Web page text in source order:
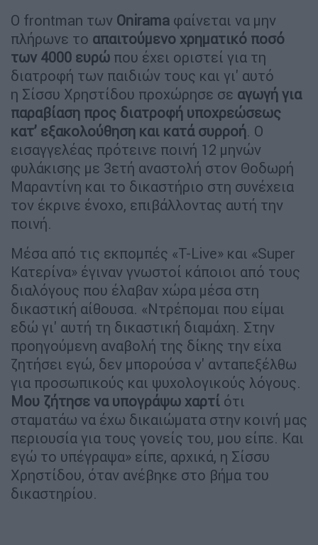
Ο frontman των Onirama φαίνεται να μην
πλήρωνε το απαιτούμενο χρηματικό ποσό
των 4000 ευρώ που έχει οριστεί για τη
διατροφή των παιδιών τους και γι' αυτό
η Σίσσυ Χρηστίδου προχώρησε σε αγωγή για
παραβίαση προς διατροφή υποχρεώσεως
κατ’ εξακολούθηση και κατά συρροή. Ο
εισαγγελέας πρότεινε ποινή 12 μηνών
φυλάκισης με 3ετή αναστολή στον Θοδωρή
Μαραντίνη και το δικαστήριο στη συνέχεια
τον έκρινε ένοχο, επιβάλλοντας αυτή την
ποινή.
Μέσα από τις εκπομπές «T-Live» και «Super
Κατερίνα» έγιναν γνωστοί κάποιοι από τους
διαλόγους που έλαβαν χώρα μέσα στη
δικαστική αίθουσα. «Ντρέπομαι που είμαι
εδώ γι' αυτή τη δικαστική διαμάχη. Στην
προηγούμενη αναβολή της δίκης την είχα
ζητήσει εγώ, δεν μπορούσα ν' ανταπεξέλθω
για προσωπικούς και ψυχολογικούς λόγους.
Μου ζήτησε να υπογράψω χαρτί ότι
σταματάω να έχω δικαιώματα στην κοινή μας
περιουσία για τους γονείς του, μου είπε. Και
εγώ το υπέγραψα» είπε, αρχικά, η Σίσσυ
Χρηστίδου, όταν ανέβηκε στο βήμα του
δικαστηρίου.